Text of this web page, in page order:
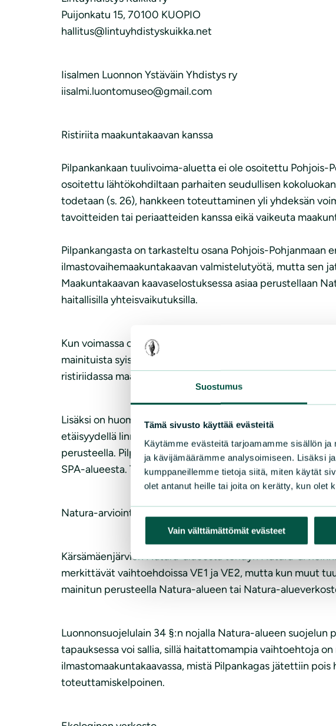
Suostumus
Tämä sivusto käyttää evästeitä
Käytämme evästeitä tarjoamamme sisällön
ja kävijämäärämme analysoimiseen. Lisäksi
kumppaneillemme tietoja siitä, miten käytät
olet antanut heille tai joita on kerätty, kun olet
Vain välttämättömät evästeet
Puijonkatu 15, 70100 KUOPIO
hallitus@lintuyhdistyskuikka.net
Iisalmen Luonnon Ystäväin Yhdistys ry
iisalmi.luontomuseo@gmail.com
Ristiriita maakuntakaavan kanssa
Pilpankankaan tuulivoima-aluetta ei ole osoitettu Pohjois-
osoitettu lähtökohdiltaan parhaiten seudullisen
todetaan (s. 26), hankkeen toteuttaminen yli yhdeksän
tavoitteiden tai periaatteiden kanssa eikä vaikeuta
Pilpankangasta on tarkasteltu osana Pohjois-Pohjanmaan
ilmastovaihemaakuntakaavan valmistelutyötä, mutta sen
Maakuntakaavan kaavaselostuksessa asiaa perustellaan
haitallisilla yhteisvaikutuksilla.
Kun voimassa olevan maakuntakaavan
mainituista syistä, ei hankkeen toteuttaminen ainakaan
ristiriidassa maakuntakaavan tavoitteiden kanssa ja
Lisäksi on huomattava, että kaikki energia- ja
etäisyydellä linnustoperusteisesti suojelluista Natura-
perusteella. Pilpankankaan YVA-selostuksen mukaan (s.
SPA-alueesta. Tämänkin seikan voidaan katsoa olevan
Natura-arviointi (Kärsämäenjärvet SAC/SPA)
Kärsämäenjärvien Natura-alueesta tehdyn Natura-
merkittävät vaihtoehdoissa VE1 ja VE2, mutta kun muut
mainitun perusteella Natura-alueen tai Natura-
Luonnonsuojelulain 34 §:n nojalla Natura-alueen suojelun
tapauksessa voi sallia, sillä haitattomampia vaihtoehtoja
ilmastomaakuntakaavassa, mistä Pilpankagas jätettiin
toteuttamiskelpoinen.